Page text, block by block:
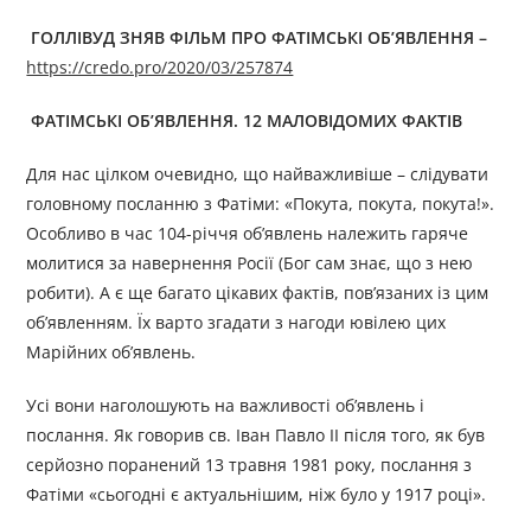
ГОЛЛІВУД ЗНЯВ ФІЛЬМ ПРО ФАТІМСЬКІ ОБ’ЯВЛЕННЯ –
https://credo.pro/2020/03/257874
ФАТІМСЬКІ ОБ’ЯВЛЕННЯ. 12 МАЛОВІДОМИХ ФАКТІВ
Для нас цілком очевидно, що найважливіше – слідувати
головному посланню з Фатіми: «Покута, покута, покута!».
Особливо в час 104-річчя об’явлень належить гаряче
молитися за навернення Росії (Бог сам знає, що з нею
робити). А є ще багато цікавих фактів, пов’язаних із цим
об’явленням. Їх варто згадати з нагоди ювілею цих
Марійних об’явлень.
Усі вони наголошують на важливості об’явлень і
послання. Як говорив св. Іван Павло ІІ після того, як був
серйозно поранений 13 травня 1981 року, послання з
Фатіми «сьогодні є актуальнішим, ніж було у 1917 році».